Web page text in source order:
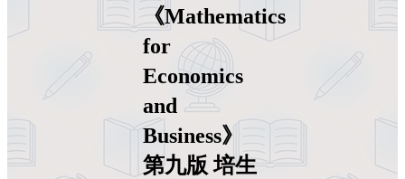
《Mathematics for
Economics and
Business》第九版
培生商业经济数学
教材
《Mathematics
for
Economics
and
Business》
第九版 培生